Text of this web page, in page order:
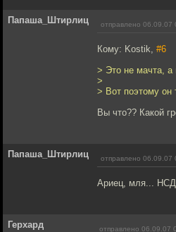
Папаша_Штирлиц отправлено 06.09.07
Кому: Kostik, #6
> Это не мачта, а
>
> Вот поэтому он
Вы что?? Какой
Папаша_Штирлиц отправлено 06.09.07
Ариец, мля...
Герхард отправлено 06.09.07